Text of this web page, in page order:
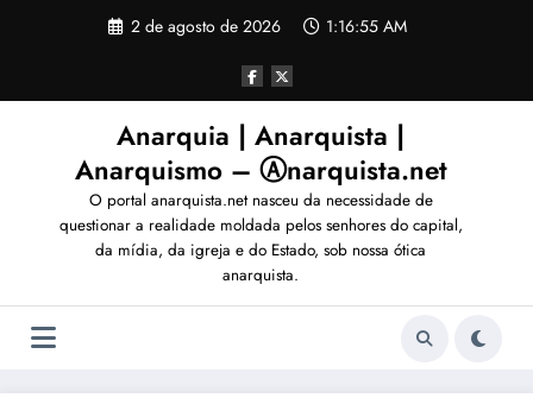
2 de agosto de 2026 1:16:56 AM
Anarquia | Anarquista |
Anarquismo – Ⓐnarquista.net
O portal anarquista.net nasceu da necessidade de
questionar a realidade moldada pelos senhores do capital,
da mídia, da igreja e do Estado, sob nossa ótica
anarquista.